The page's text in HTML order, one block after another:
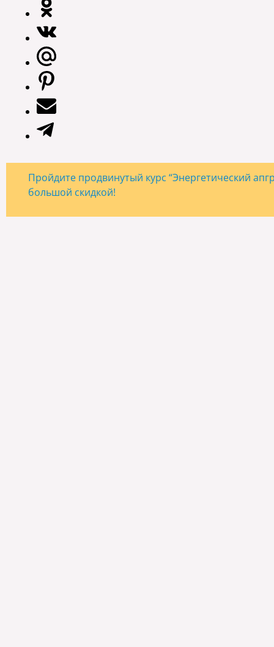
Пройдите продвинутый курс “Энергетический
большой скидкой!